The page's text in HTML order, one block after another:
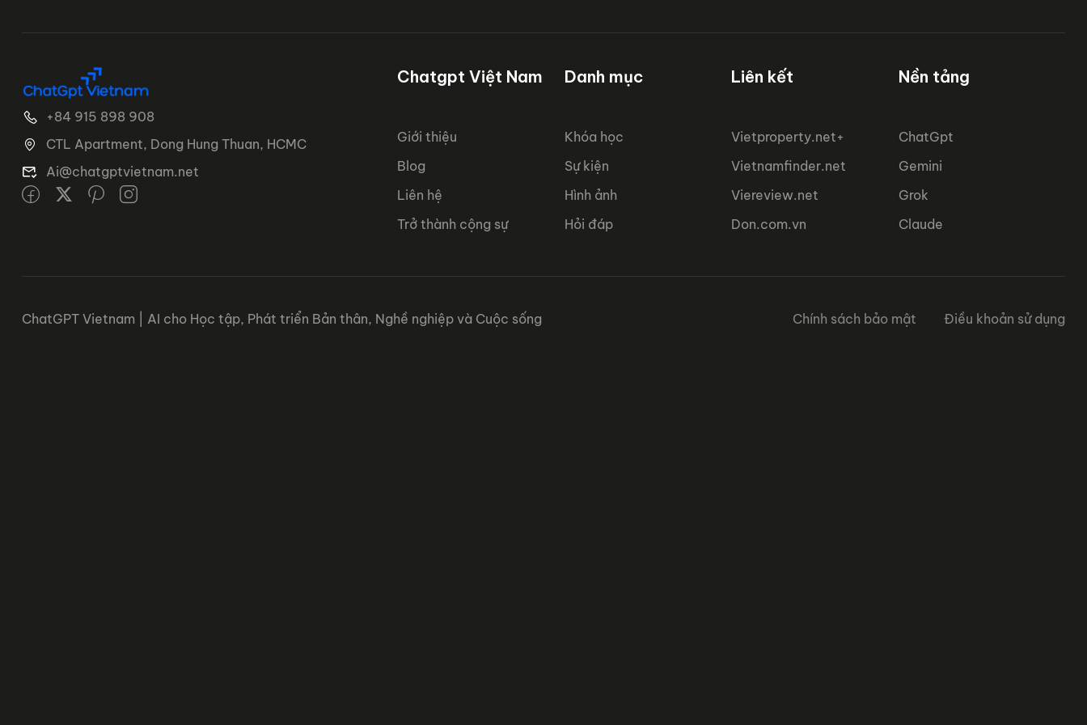
+84 915 898 908
CTL Apartment, Dong Hung Thuan, HCMC
Ai@chatgptvietnam.net
Chatgpt Việt Nam
Giới thiệu
Blog
Liên hệ
Trở thành cộng sự
Danh mục
Khóa học
Sự kiện
Hình ảnh
Hỏi đáp
Liên kết
Vietproperty.net+
Vietnamfinder.net
Viereview.net
Don.com.vn
Nền tảng
ChatGpt
Gemini
Grok
Claude
ChatGPT Vietnam | AI cho Học tập, Phát triển Bản thân, Nghề nghiệp và Cuộc sống Chính sách bảo mật Điều khoản sử dụng